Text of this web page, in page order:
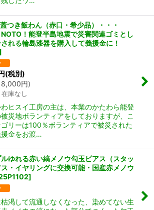
つき飯わん（赤口・希少品）・・・
！能登半島地震で災害関連ゴミとし
れる輪島漆器を購入して義援金に！
(税別)
8,000円)
庫なし
ヒスイ工房の主は、本業のかたわら能登
災地ボランティアをしておりますが、こ
リーは100％ボランティアで被災された
金をお渡…
ゆれる赤い縞メノウ勾玉ピアス（スタッ
・イヤリングに交換可能・国産赤メノウ
]
渇して流通しなくなった、染めてない生